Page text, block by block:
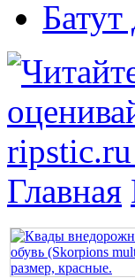
Батут
Главная